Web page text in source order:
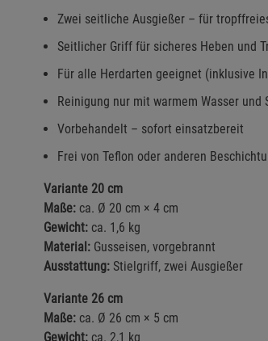
Zwei seitliche Ausgießer – für
Seitlicher Griff für sicheres Heben und
Für alle Herdarten geeignet (inklusive
Reinigung nur mit warmem Wasser
Vorbehandelt – sofort einsatzbereit
Frei von Teflon oder anderen
Variante 20 cm
Maße: ca. Ø 20 cm × 4 cm
Gewicht: ca. 1,6 kg
Material: Gusseisen, vorgebrannt
Ausstattung: Stielgriff, zwei Ausgießer
Variante 26 cm
Maße: ca. Ø 26 cm × 5 cm
Gewicht: ca. 2,1 kg